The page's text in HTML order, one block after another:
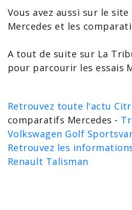
Vous avez aussi sur le
Mercedes et les
A tout de suite sur La
pour parcourir les essais
Retrouvez toute l'actu
comparatifs Mercedes -
Volkswagen Golf
Retrouvez les
Renault Talisman